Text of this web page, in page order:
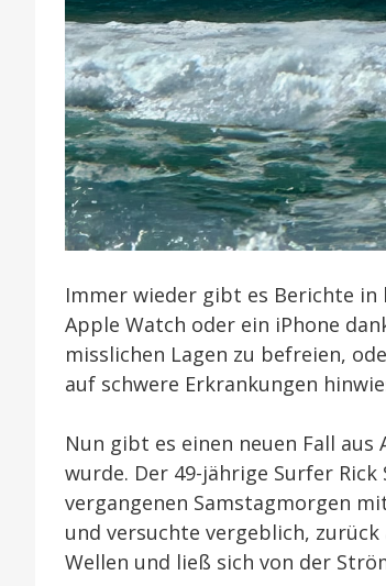
Immer wieder gibt es Berichte in
Apple Watch oder ein iPhone
misslichen Lagen zu befreien,
auf schwere Erkrankungen
Nun gibt es einen neuen Fall
wurde. Der 49-jährige Surfer
vergangenen Samstagmorgen
und versuchte vergeblich,
Wellen und ließ sich von der